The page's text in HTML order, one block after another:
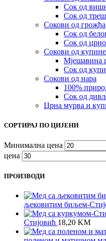
Сок од
Сок од
Сокови од грожђа
Сок од
Сок од
Сокови од
Мјешавина
Сок од
Сокови од нара
100%
Сок од
Црна мурва и
СОРТИРАЈ ПО ЦИЈЕНИ
Минимална цена
цена
ПРОИЗВОДИ
љековитим биљем-
Стијовић 18,20 KM